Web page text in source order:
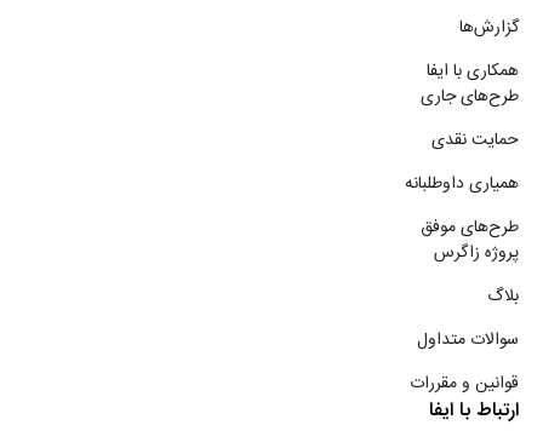
گزارش‌ها
همکاری با ایفا
طرح‌های جاری
حمایت نقدی
همیاری داوطلبانه
طرح‌های موفق
پروژه زاگرس
بلاگ
سوالات متداول
قوانین و مقررات
ارتباط با ایفا